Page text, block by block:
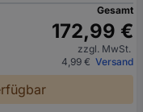
Gesamt
172,99 €
zzgl. MwSt.
4,99 € Versand